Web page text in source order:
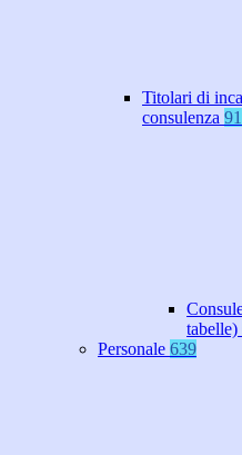
Titolari di
consulenza 91
tabelle)
Personale 639